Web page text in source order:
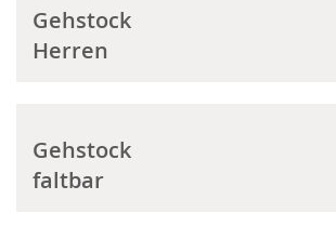
Gehstock
Herren
Gehstock
faltbar